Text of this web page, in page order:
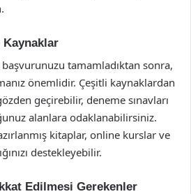
Kaynaklar
başvurunuzu tamamladıktan sonra,
önemlidir. Çeşitli kaynaklardan
geçirebilir, deneme sınavları
alanlara odaklanabilirsiniz.
kitaplar, online kurslar ve
destekleyebilir.
Edilmesi Gerekenler